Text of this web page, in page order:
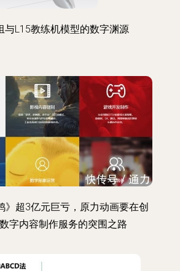
与L15教练机模型的数字渊源
》超3亿元巨亏，原力动画要在创
字内容制作服务的突围之路